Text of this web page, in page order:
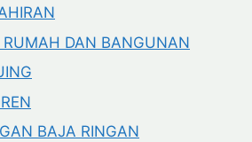
DAN BANGUNAN
BAJA RINGAN